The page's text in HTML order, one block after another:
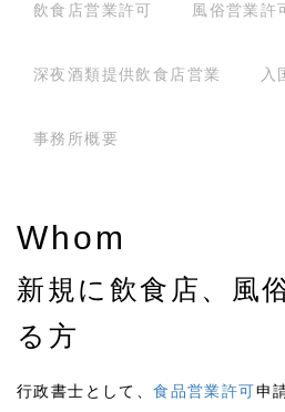
飲食店営業許可 風俗営業許
深夜酒類提供飲食店営業 入
事務所概要
Whom
新規に飲食店、風
る方
行政書士として、食品営業許可申